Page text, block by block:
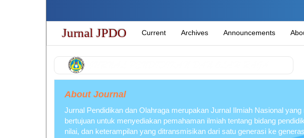
page
content
Main
Navigation
Main
Content
Sidebar
Jurnal JPDO Current Archives Announcements
About Journal
Jurnal Pendidikan dan Olahraga merupakan Jurnal Ilmiah Nasional
bertujuan untuk menyediakan pemahaman ilmiah tentang bidang
nilai, dan keterampilan yang ditransmisikan dari satu generasi ke